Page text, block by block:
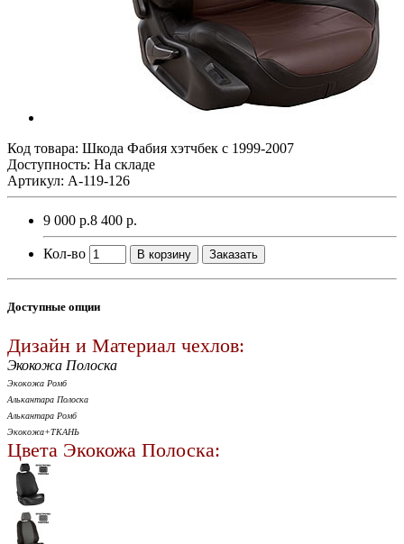
Код товара: Шкода Фабия хэтчбек с 1999-2007
Доступность: На складе
Артикул: A-119-126
9 000 р.8 400 р.
Кол-во В корзину Заказать
Доступные опции
Дизайн и Материал чехлов:
Экокожа Полоска
Экокожа Ромб
Алькантара Полоска
Алькантара Ромб
Экокожа+ТКАНЬ
Цвета Экокожа Полоска: